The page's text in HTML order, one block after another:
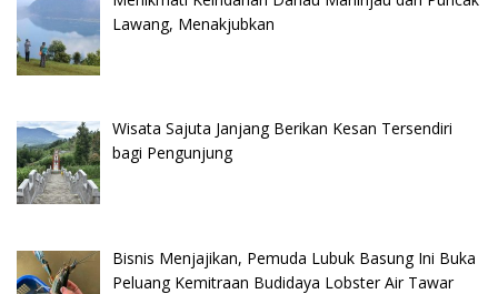
Lawang, Menakjubkan
Wisata Sajuta Janjang Berikan Kesan Tersendiri
bagi Pengunjung
Bisnis Menjajikan, Pemuda Lubuk Basung Ini Buka
Peluang Kemitraan Budidaya Lobster Air Tawar